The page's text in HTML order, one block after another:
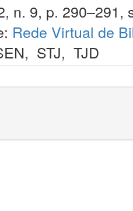
n. 9, p. 290–291,
Rede Virtual de
, STJ, TJD